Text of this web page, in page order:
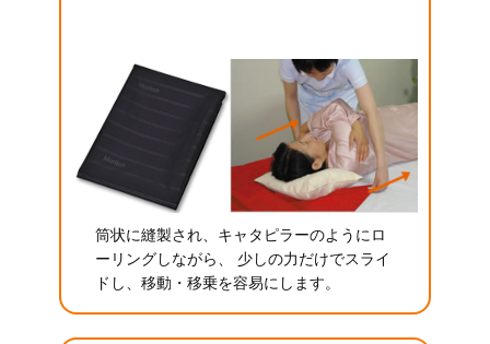
筒状に縫製され、キャタピラーのようにロ
ーリングしながら、 少しの力だけでスライ
ドし、移動・移乗を容易にします。